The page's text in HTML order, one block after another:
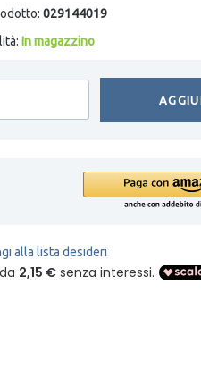
029144019
In magazzino
alla lista desideri